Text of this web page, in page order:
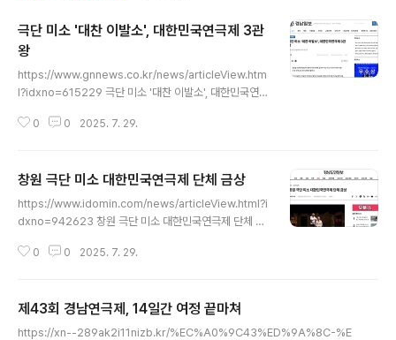
극단 미소 '대찬 이발소', 대한민국연극제 3관
왕
https://www.gnnews.co.kr/news/articleView.htm
l?idxno=615229 극단 미소 '대찬 이발소', 대한민국연극
제에 참가한 극단 미소가 연극 ‘대찬 이발소’로 단체 금상
0 0 2025. 7. 29.
창원 극단 미소 대한민국연극제 단체 금상
https://www.idomin.com/news/articleView.html?i
dxno=942623 창원 극단 미소 대한민국연극제 단체 금
3회 대한민국연극제에서 단체 금상을 받았다. 개인상으로
0 0 2025. 7. 29.
제43회 경남연극제, 14일간 여정 끝마쳐
https://xn--289ak2i11nizb.kr/%EC%A0%9C43%ED%9A%8C-%E